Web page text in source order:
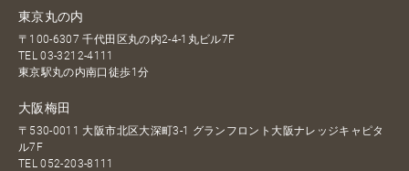
東京丸の内
〒100-6307 千代田区丸の内2-4-1丸ビル7F
TEL03-3212-4111
東京駅丸の内南口徒歩1分
大阪梅田
〒530-0011 大阪市北区大深町3-1 グランフロント大阪ナレッジキャピタ
ル7F
TEL052-203-8111